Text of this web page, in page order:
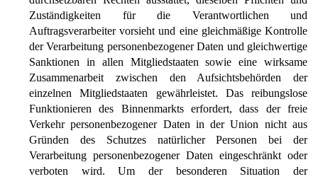
Zuständigkeiten für die Verantwortlichen und
Auftragsverarbeiter vorsieht und eine gleichmäßige Kontrolle
der Verarbeitung personenbezogener Daten und gleichwertige
Sanktionen in allen Mitgliedstaaten sowie eine wirksame
Zusammenarbeit zwischen den Aufsichtsbehörden der
einzelnen Mitgliedstaaten gewährleistet. Das reibungslose
Funktionieren des Binnenmarkts erfordert, dass der freie
Verkehr personenbezogener Daten in der Union nicht aus
Gründen des Schutzes natürlicher Personen bei der
Verarbeitung personenbezogener Daten eingeschränkt oder
verboten wird. Um der besonderen Situation der